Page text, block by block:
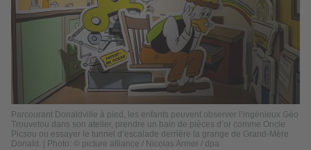
Parcourant Donaldville à pied, les enfants peuvent observer l’ingénieux Géo
Trouvetou dans son atelier, prendre un bain de pièces d’or comme Oncle
Picsou ou essayer le tunnel d’escalade derrière la grange de Grand-Mère
Donald. | Photo: © picture alliance / Nicolas Armer / dpa